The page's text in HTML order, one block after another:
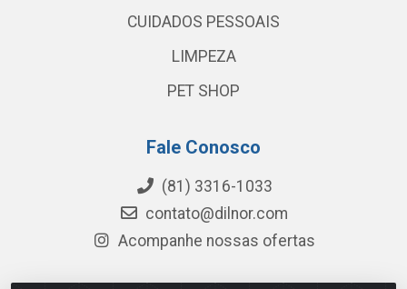
CUIDADOS PESSOAIS
LIMPEZA
PET SHOP
Fale Conosco
(81) 3316-1033
contato@dilnor.com
Acompanhe nossas ofertas